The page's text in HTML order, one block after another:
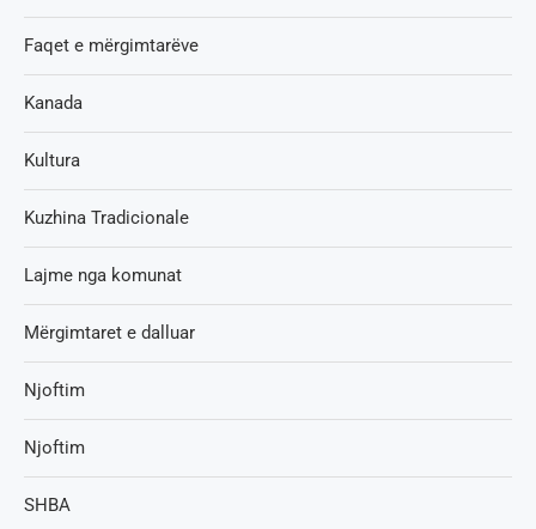
Faqet e mërgimtarëve
Kanada
Kultura
Kuzhina Tradicionale
Lajme nga komunat
Mërgimtaret e dalluar
Njoftim
Njoftim
SHBA